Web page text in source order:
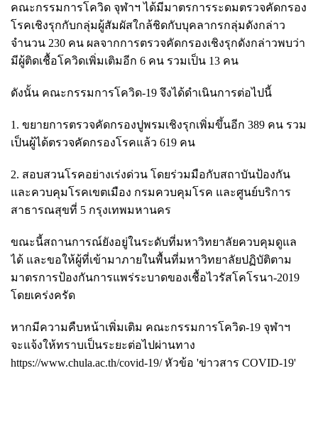
คณะกรรมการโควิด จุฬาฯ ได้มีมาตรการระดมตรวจคัดกรอง
โรคเชิงรุกกับกลุ่มผู้สัมผัสใกล้ชิดกับบุคลากรกลุ่มดังกล่าว
จำนวน 230 คน ผลจากการตรวจคัดกรองเชิงรุกดังกล่าวพบว่า
มีผู้ติดเชื้อโควิดเพิ่มเติมอีก 6 คน รวมเป็น 13 คน
ดังนั้น คณะกรรมการโควิด-19 จึงได้ดำเนินการต่อไปนี้
1. ขยายการตรวจคัดกรองปูพรมเชิงรุกเพิ่มขึ้นอีก 389 คน รวม
เป็นผู้ได้ตรวจคัดกรองโรคแล้ว 619 คน
2. สอบสวนโรคอย่างเร่งด่วน โดยร่วมมือกับสถาบันป้องกัน
และควบคุมโรคเขตเมือง กรมควบคุมโรค และศูนย์บริการ
สาธารณสุขที่ 5 กรุงเทพมหานคร
ขณะนี้สถานการณ์ยังอยู่ในระดับที่มหาวิทยาลัยควบคุมดูแล
ได้ และขอให้ผู้ที่เข้ามาภายในพื้นที่มหาวิทยาลัยปฏิบัติตาม
มาตรการป้องกันการแพร่ระบาดของเชื้อไวรัสโคโรนา-2019
โดยเคร่งครัด
หากมีความคืบหน้าเพิ่มเติม คณะกรรมการโควิด-19 จุฬาฯ
จะแจ้งให้ทราบเป็นระยะต่อไปผ่านทาง
https://www.chula.ac.th/covid-19/หัวข้อ 'ข่าวสาร COVID-19'